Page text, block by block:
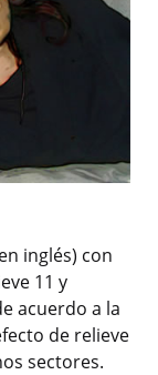
inglés) con
11 y
acuerdo a la
de relieve
sectores.